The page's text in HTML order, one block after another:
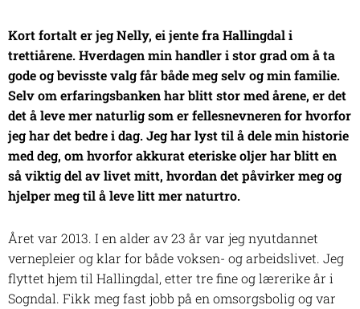
Kort fortalt er jeg Nelly, ei jente fra Hallingdal i
trettiårene. Hverdagen min handler i stor grad om å ta
gode og bevisste valg får både meg selv og min familie.
Selv om erfaringsbanken har blitt stor med årene, er det
det å leve mer naturlig som er fellesnevneren for hvorfor
jeg har det bedre i dag. Jeg har lyst til å dele min historie
med deg, om hvorfor akkurat eteriske oljer har blitt en
så viktig del av livet mitt, hvordan det påvirker meg og
hjelper meg til å leve litt mer naturtro.
Året var 2013. I en alder av 23 år var jeg nyutdannet
vernepleier og klar for både voksen- og arbeidslivet. Jeg
flyttet hjem til Hallingdal, etter tre fine og lærerike år i
Sogndal. Fikk meg fast jobb på en omsorgsbolig og var